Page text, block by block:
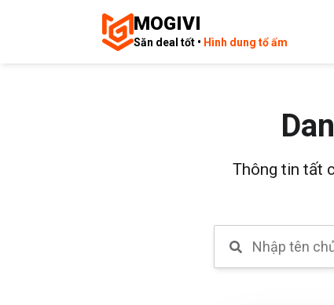
MOGIVI
Săn deal tốt • Hình dung tổ ấm
Thông tin tất